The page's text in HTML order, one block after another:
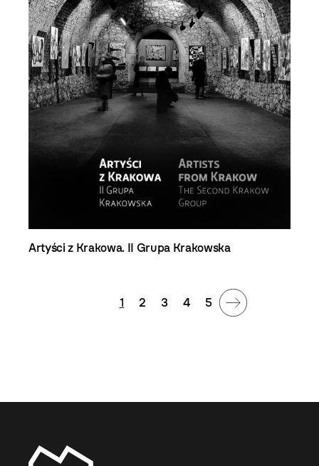
Artyści z Krakowa. II Grupa Krakowska
1 2 3 4 5